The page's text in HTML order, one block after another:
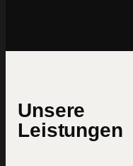
Unsere
Leistungen